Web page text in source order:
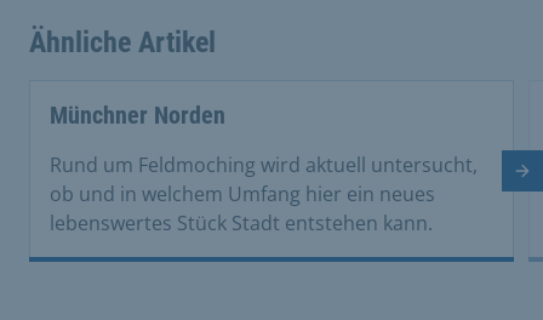
Ähnliche Artikel
Münchner Norden
Rund um Feldmoching wird aktuell untersucht,
ob und in welchem Umfang hier ein neues
lebenswertes Stück Stadt entstehen kann.